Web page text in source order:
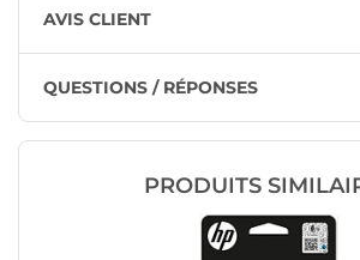
AVIS CLIENT
QUESTIONS / RÉPONSES
PRODUITS